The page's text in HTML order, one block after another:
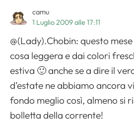
camu
1 Luglio 2009 alle 17:11
@(Lady).Chobin: questo
cosa leggera e dai colori
estiva 🙂 anche se a dire il
d’estate ne abbiamo ancora
fondo meglio così, almeno si
bolletta della corrente!